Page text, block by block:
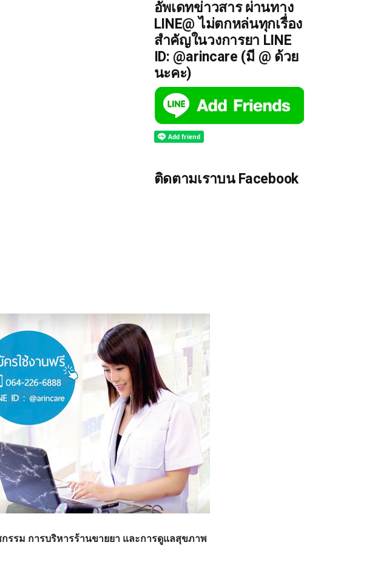
อัพเดทข่าวสาร ผ่านทาง
LINE@ ไม่ตกหล่นทุกเรื่อง
สำคัญในวงการยา LINE
ID: @arincare (มี @ ด้วย
นะคะ)
ติดตามเราบน Facebook
รรม การบริหารร้านขายยา และการดูแลสุขภาพ